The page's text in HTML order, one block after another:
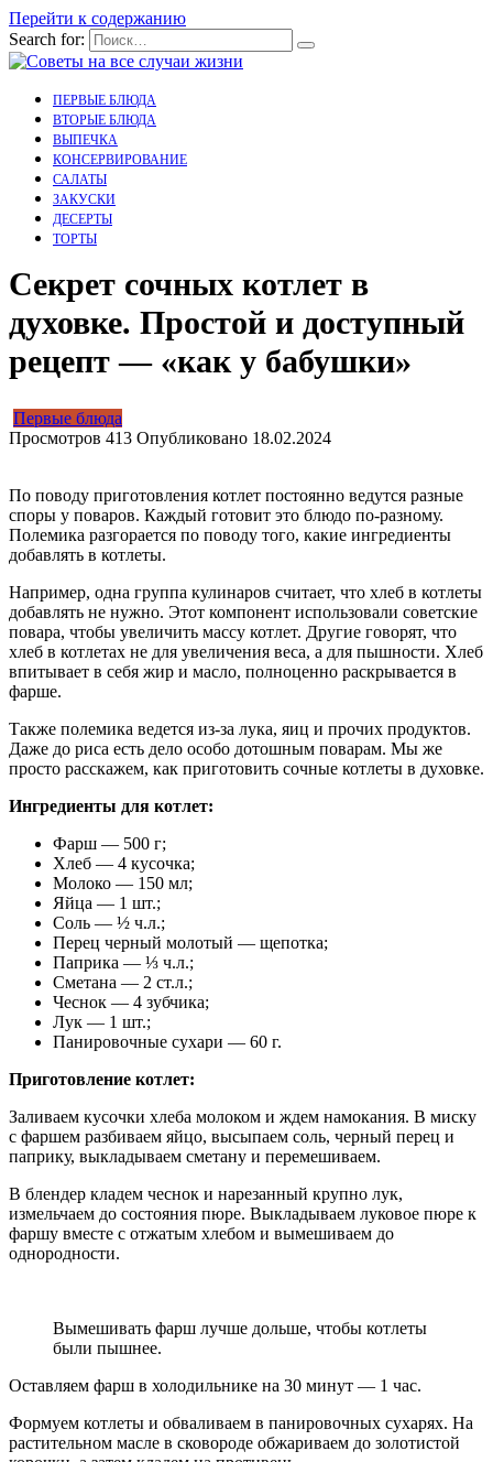
Перейти к содержанию
Search for:
ПЕРВЫЕ БЛЮДА
ВТОРЫЕ БЛЮДА
ВЫПЕЧКА
КОНСЕРВИРОВАНИЕ
САЛАТЫ
ЗАКУСКИ
ДЕСЕРТЫ
ТОРТЫ
Секрет сочных котлет в
духовке. Простой и доступный
рецепт — «как у бабушки»
Первые блюда
Просмотров 413 Опубликовано 18.02.2024
По поводу приготовления котлет постоянно ведутся разные
споры у поваров. Каждый готовит это блюдо по-разному.
Полемика разгорается по поводу того, какие ингредиенты
добавлять в котлеты.
Например, одна группа кулинаров считает, что хлеб в котлеты
добавлять не нужно. Этот компонент использовали советские
повара, чтобы увеличить массу котлет. Другие говорят, что
хлеб в котлетах не для увеличения веса, а для пышности. Хлеб
впитывает в себя жир и масло, полноценно раскрывается в
фарше.
Также полемика ведется из-за лука, яиц и прочих продуктов.
Даже до риса есть дело особо дотошным поварам. Мы же
просто расскажем, как приготовить сочные котлеты в духовке.
Ингредиенты для котлет:
Фарш — 500 г;
Хлеб — 4 кусочка;
Молоко — 150 мл;
Яйца — 1 шт.;
Соль — ½ ч.л.;
Перец черный молотый — щепотка;
Паприка — ⅓ ч.л.;
Сметана — 2 ст.л.;
Чеснок — 4 зубчика;
Лук — 1 шт.;
Панировочные сухари — 60 г.
Приготовление котлет:
Заливаем кусочки хлеба молоком и ждем намокания. В миску
с фаршем разбиваем яйцо, высыпаем соль, черный перец и
паприку, выкладываем сметану и перемешиваем.
В блендер кладем чеснок и нарезанный крупно лук,
измельчаем до состояния пюре. Выкладываем луковое пюре к
фаршу вместе с отжатым хлебом и вымешиваем до
однородности.
Вымешивать фарш лучше дольше, чтобы котлеты
были пышнее.
Оставляем фарш в холодильнике на 30 минут — 1 час.
Формуем котлеты и обваливаем в панировочных сухарях. На
растительном масле в сковороде обжариваем до золотистой